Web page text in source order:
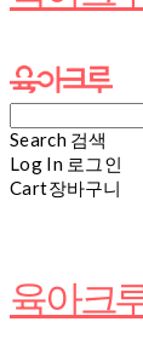
Search 검색
Log In 로그인
Cart장바구니
육아크